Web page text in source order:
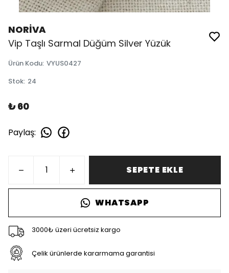
NORİVA
Vip Taşlı Sarmal Düğüm Silver Yüzük
Ürün Kodu: VYUS0427
Stok: 24
₺ 60
Paylaş:
SEPETE EKLE
WHATSAPP
3000₺ üzeri ücretsiz kargo
Çelik ürünlerde kararmama garantisi